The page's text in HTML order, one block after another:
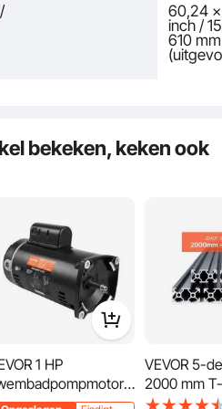
veiligheid en voorkomt het potentiële
of kinderen.
/
60,24
inch /
610 mm
bekeken, keken ook
1 HP
frame, 115 V (9
VEVOR 5-
2000 mm
aluminium